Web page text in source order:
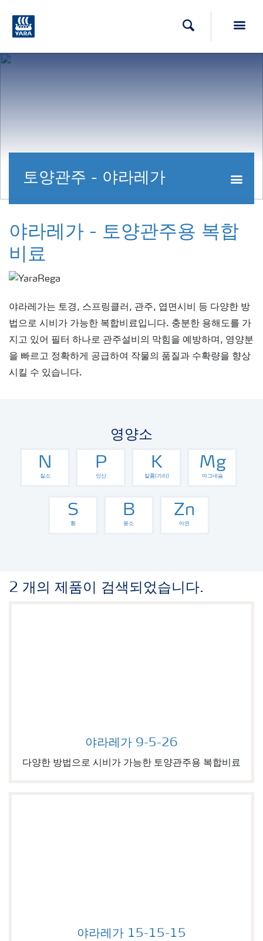
검색
토양관주 - 야라레가
야라레가 - 토양관주용 복합
비료
야라레가는 토경, 스프링클러, 관주, 엽면시비 등 다양한 방
법으로 시비가 가능한 복합비료입니다. 충분한 용해도를 가
지고 있어 필터 하나로 관주설비의 막힘을 예방하며, 영양분
을 빠르고 정확하게 공급하여 작물의 품질과 수확량을 향상
시킬 수 있습니다.
영양소
N
질소
P
인산
K
칼륨(가리)
Mg
마그네슘
S
황
B
붕소
Zn
아연
2 개의 제품이 검색되었습니다.
Image of 야라레가 9-5-26
야라레가 9-5-26
다양한 방법으로 시비가 가능한 토양관주용 복합비료
Image of 야라레가 15-15-15
야라레가 15-15-15